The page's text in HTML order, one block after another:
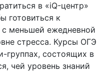
в «iQ-центр»
готовиться к
меньшей ежедневной
стресса. Курсы ОГЭ
группах, состоящих в
чей уровень знаний